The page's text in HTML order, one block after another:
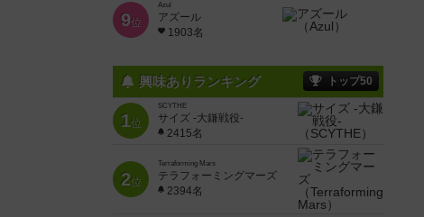
9位
Azul
アズール
1903名
興味ありランキング トップ50
1位
SCYTHE
サイズ -大鎌戦役-
2415名
2位
Terraforming Mars
テラフォーミングマーズ
2394名